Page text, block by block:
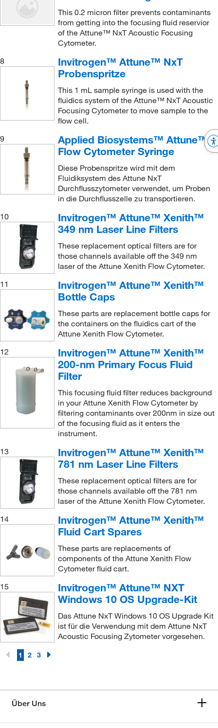
This 0.2 micron filter prevents contaminants
from getting into the focusing fluid reservior
of the Attune™ NxT Acoustic Focusing
Cytometer.
8
Invitrogen™ Attune™ NxT
Probenspritze
This 1 mL sample syringe is used with the
fluidics system of the Attune™ NxT Acoustic
Focusing Cytometer to move sample to the
flow cell.
9
Applied Biosystems™ Attune™
Flow Cytometer Syringe
Diese Probenspritze wird mit dem
Fluidiksystem des Attune NxT
Durchflusszytometer verwendet, um Proben
in die Durchflusszelle zu transportieren.
10
Invitrogen™ Attune™ Xenith™
349 nm Laser Line Filters
These replacement optical filters are for
those channels available off the 349 nm
laser of the Attune Xenith Flow Cytometer.
11
Invitrogen™ Attune™ Xenith™
Bottle Caps
These parts are replacement bottle caps for
the containers on the fluidics cart of the
Attune Xenith Flow Cytometer.
12
Invitrogen™ Attune™ Xenith™
200-nm Primary Focus Fluid
Filter
This focusing fluid filter reduces background
in your Attune Xenith Flow Cytometer by
filtering contaminants over 200nm in size out
of the focusing fluid as it enters the
instrument.
13
Invitrogen™ Attune™ Xenith™
781 nm Laser Line Filters
These replacement optical filters are for
those channels available off the 781 nm
laser of the Attune Xenith Flow Cytometer.
14
Invitrogen™ Attune™ Xenith™
Fluid Cart Spares
These parts are replacements of
components of the Attune Xenith Flow
Cytometer fluid cart.
15
Invitrogen™ Attune™ NXT
Windows 10 OS Upgrade-Kit
Das Attune NxT Windows 10 OS Upgrade Kit
ist für die Verwendung mit dem Attune NxT
Acoustic Focusing Zytometer vorgesehen.
1 2 3
Über Uns